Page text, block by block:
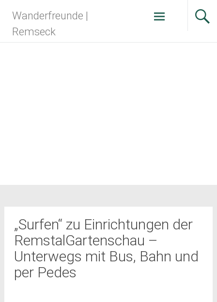
Inhalt
springen
Wanderfreunde |
Remseck
„Surfen“ zu Einrichtungen der
RemstalGartenschau –
Unterwegs mit Bus, Bahn und
per Pedes